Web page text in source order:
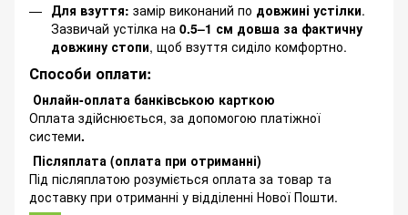
Для взуття: замір виконаний по довжині устілки.
Зазвичай устілка на 0.5–1 см довша за фактичну
довжину стопи, щоб взуття сиділо комфортно.
Способи оплати:
Онлайн-оплата банківською карткою
Оплата здійснюється, за допомогою платіжної
системи.
Післяплата (оплата при отриманні)
Під післяплатою розуміється оплата за товар та
доставку при отриманні у відділенні Нової Пошти.